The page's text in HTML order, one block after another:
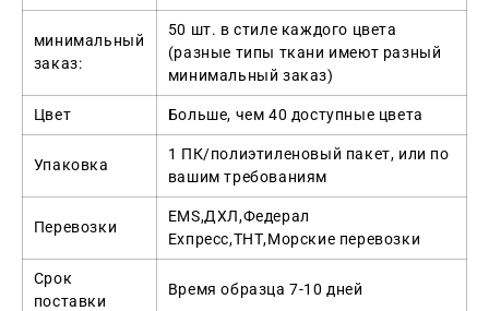
минимальный
заказ:
50 шт. в стиле каждого цвета
(разные типы ткани имеют разный
минимальный заказ)
Цвет Больше, чем 40 доступные цвета
Упаковка
1 ПК/полиэтиленовый пакет, или по
вашим требованиям
Перевозки
EMS,ДХЛ,Федерал
Ехпресс,ТНТ,Морские перевозки
Срок
поставки
Время образца 7-10 дней